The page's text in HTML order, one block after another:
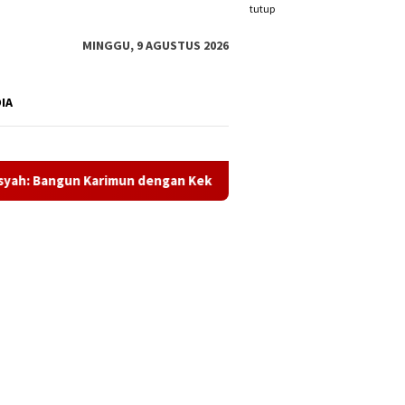
tutup
MINGGU, 9 AGUSTUS 2026
dengan Kekuatan Spiritual